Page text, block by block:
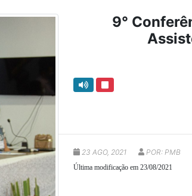
9°
23 AGO, 2021 POR: PMB
Última modificação em 23/08/2021